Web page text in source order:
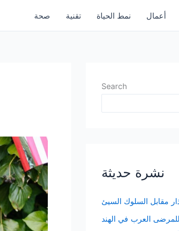
صحة تقنية نمط الحياة أعمال
Search
نشرة حديثة
العرب في الهند